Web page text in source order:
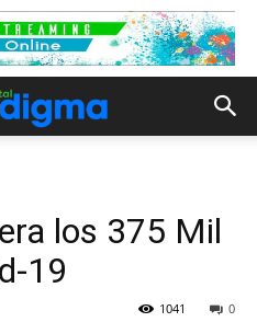
los 375 Mil
19
0
1041